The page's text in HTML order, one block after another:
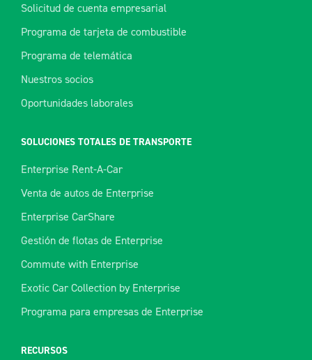
Solicitud de cuenta empresarial
Programa de tarjeta de combustible
Programa de telemática
Nuestros socios
Oportunidades laborales
SOLUCIONES TOTALES DE TRANSPORTE
Enterprise Rent-A-Car
Venta de autos de Enterprise
Enterprise CarShare
Gestión de flotas de Enterprise
Commute with Enterprise
Exotic Car Collection by Enterprise
Programa para empresas de Enterprise
RECURSOS